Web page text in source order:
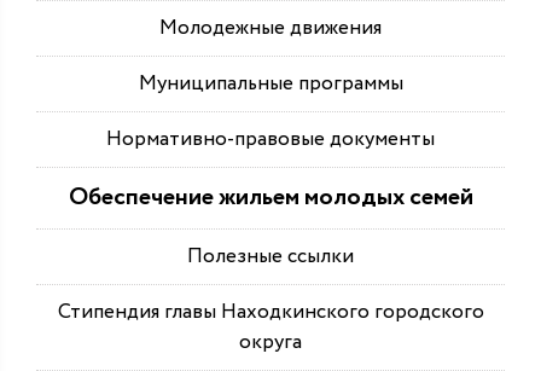
Молодежные движения
Муниципальные программы
Нормативно-правовые документы
Обеспечение жильем молодых семей
Полезные ссылки
Стипендия главы Находкинского городского
округа